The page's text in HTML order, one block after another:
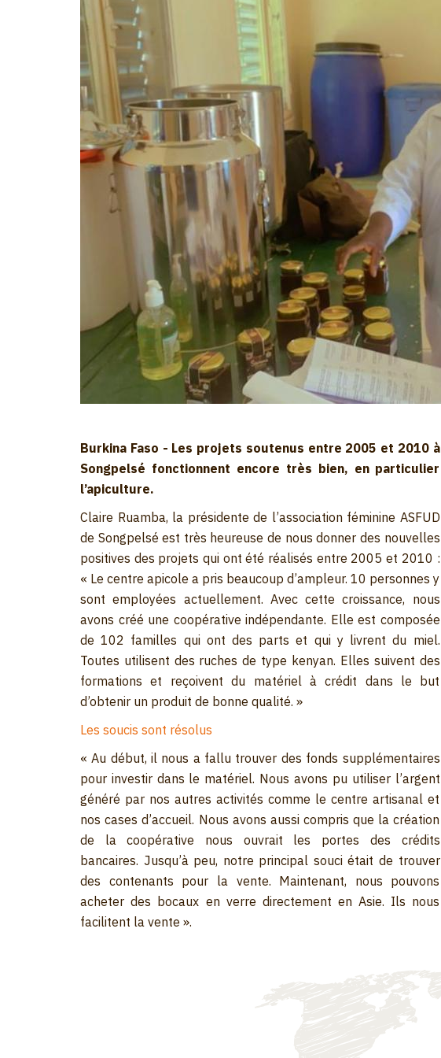
Burkina Faso - Les projets soutenus entre 2005 et 2010 à
Songpelsé fonctionnent encore très bien, en particulier
l’apiculture.
Claire Ruamba, la présidente de l’association féminine ASFUD
de Songpelsé est très heureuse de nous donner des nouvelles
positives des projets qui ont été réalisés entre 2005 et 2010 :
« Le centre apicole a pris beaucoup d’ampleur. 10 personnes y
sont employées actuellement. Avec cette croissance, nous
avons créé une coopérative indépendante. Elle est composée
de 102 familles qui ont des parts et qui y livrent du miel.
Toutes utilisent des ruches de type kenyan. Elles suivent des
formations et reçoivent du matériel à crédit dans le but
d’obtenir un produit de bonne qualité. »
Les soucis sont résolus
« Au début, il nous a fallu trouver des fonds supplémentaires
pour investir dans le matériel. Nous avons pu utiliser l’argent
généré par nos autres activités comme le centre artisanal et
nos cases d’accueil. Nous avons aussi compris que la création
de la coopérative nous ouvrait les portes des crédits
bancaires. Jusqu’à peu, notre principal souci était de trouver
des contenants pour la vente. Maintenant, nous pouvons
acheter des bocaux en verre directement en Asie. Ils nous
facilitent la vente ».